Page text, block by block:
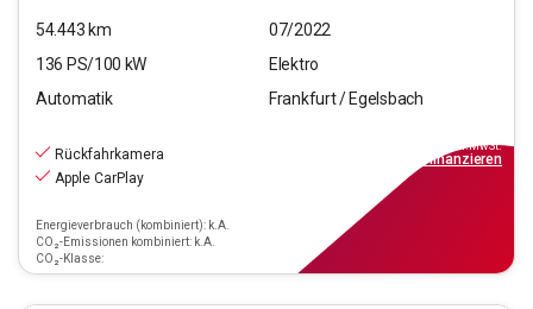
54.443 km
07/2022
136 PS/100 kW
Elektro
Automatik
Frankfurt / Egelsbach
Rückfahrkamera
Apple CarPlay
Energieverbrauch (kombiniert): k.A.
CO₂-Emissionen kombiniert: k.A.
CO₂-Klasse:
inkl.MwSt.
finanzieren